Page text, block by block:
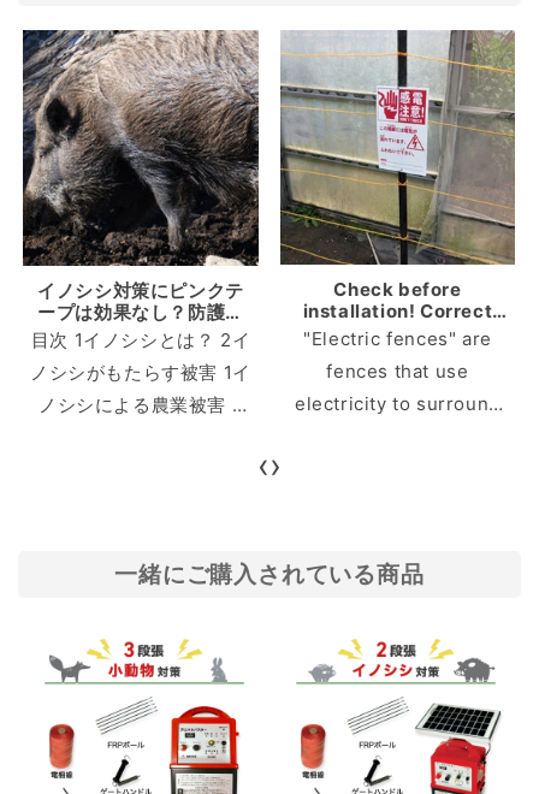
イノシシ対策にピンクテ
ープは効果なし？防護柵
や電気柵で確実な対策を
目次 1イノシシとは？ 2イ
ノシシがもたらす被害 1イ
ノシシによる農業被害 2
シシ対策にピンクテープ
ノシシ対策を紹介 1防護柵
2電気柵｜恐怖心を学習さ
せる 5ピンクテープでは
イノシシ対策効果は不十
Check before
installation! Correct
knowledge to prevent
accidents with electric
fences
"Electric fences" are
fences that use
electricity to surround
and protects important
there must be many
people who have
concerns...
‹›
一緒にご購入されている商品